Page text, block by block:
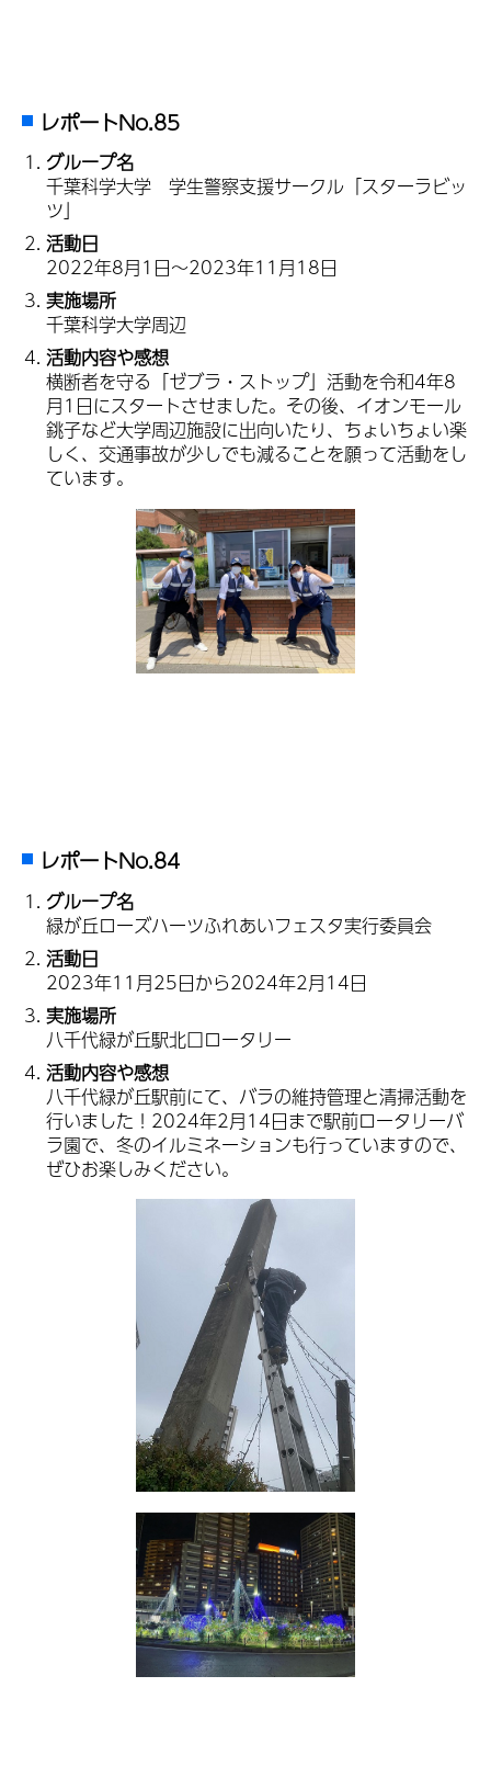
レポートNo.85
グループ名
千葉科学大学 学生警察支援サークル「スターラビッ
ツ」
活動日
2022年8月1日～2023年11月18日
実施場所
千葉科学大学周辺
活動内容や感想
横断者を守る「ゼブラ・ストップ」活動を令和4年8
月1日にスタートさせました。その後、イオンモール
銚子など大学周辺施設に出向いたり、ちょいちょい楽
しく、交通事故が少しでも減ることを願って活動をし
ています。
レポートNo.84
グループ名
緑が丘ローズハーツふれあいフェスタ実行委員会
活動日
2023年11月25日から2024年2月14日
実施場所
八千代緑が丘駅北口ロータリー
活動内容や感想
八千代緑が丘駅前にて、バラの維持管理と清掃活動を
行いました！2024年2月14日まで駅前ロータリーバ
ラ園で、冬のイルミネーションも行っていますので、
ぜひお楽しみください。